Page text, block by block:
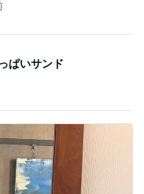
ぱいサンド